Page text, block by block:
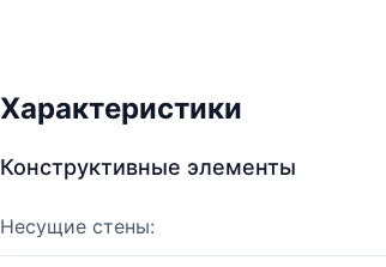
Характеристики
Конструктивные элементы
Несущие стены: